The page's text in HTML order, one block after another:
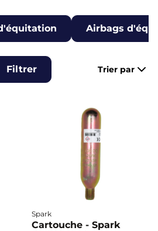
sorties loisirs ou
Airbags
Filtrer Trier par
Spark
Cartouche - Spark